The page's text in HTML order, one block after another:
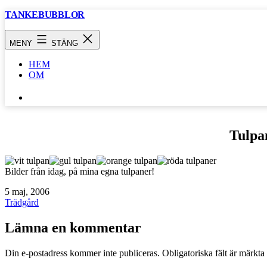
Hoppa
TANKEBUBBLOR
MENY STÄNG
HEM
OM
…
Bilder från idag, på mina egna tulpaner!
Publicerat
den
5 maj, 2006
Kategoriserat
Trädgård
Lämna en kommentar
Din e-postadress kommer inte publiceras. Obligatoriska fält är märkta